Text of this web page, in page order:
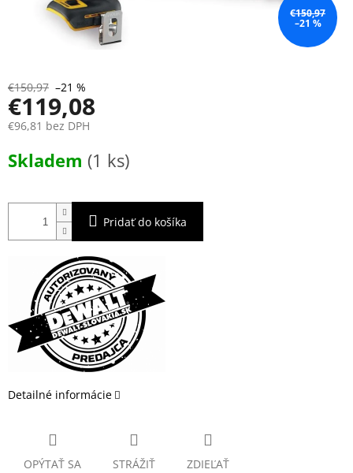
€150,97
–21 %
€150,97 –21 %
€119,08
€96,81 bez DPH
cena:
Skladem (1 ks)
Pridať do košíka
Detailné informácie
OPÝTAŤ SA STRÁŽIŤ ZDIEĽAŤ